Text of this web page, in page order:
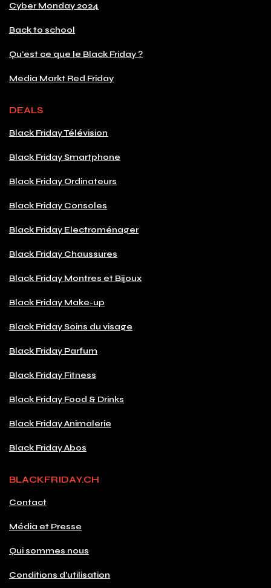
Cyber Monday 2024
Back to school
Qu'est ce que le Black Friday ?
Media Markt Red Friday
DEALS
Black Friday Télévision
Black Friday Smartphone
Black Friday Ordinateurs
Black Friday Consoles
Black Friday Electroménager
Black Friday Chaussures
Black Friday Montres et Bijoux
Black Friday Make-up
Black Friday Soins du visage
Black Friday Parfum
Black Friday Fitness
Black Friday Food & Drinks
Black Friday Animalerie
Black Friday Abos
BLACKFRIDAY.CH
Contact
Média et Presse
Qui sommes nous
Conditions d'utilisation